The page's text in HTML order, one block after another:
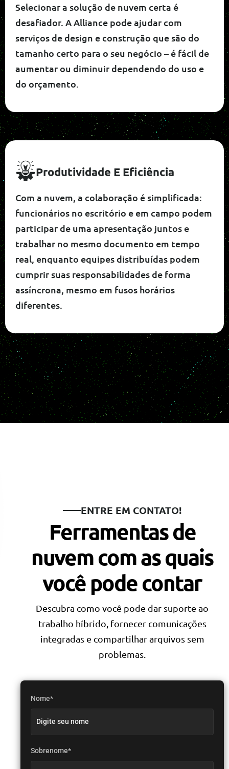
Selecionar a solução de nuvem certa é
desafiador. A Alliance pode ajudar com
serviços de design e construção que são do
tamanho certo para o seu negócio – é fácil de
aumentar ou diminuir dependendo do uso e
do orçamento.
Produtividade E Eficiência
Com a nuvem, a colaboração é simplificada:
funcionários no escritório e em campo podem
participar de uma apresentação juntos e
trabalhar no mesmo documento em tempo
real, enquanto equipes distribuídas podem
cumprir suas responsabilidades de forma
assíncrona, mesmo em fusos horários
diferentes.
ENTRE EM CONTATO!
Ferramentas de
nuvem com as quais
você pode contar
Descubra como você pode dar suporte ao
trabalho híbrido, fornecer comunicações
integradas e compartilhar arquivos sem
problemas.
Nome*
Sobrenome*